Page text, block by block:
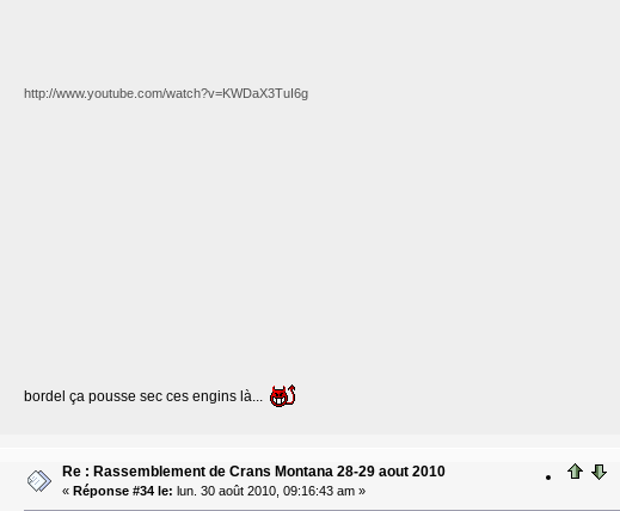
http://www.youtube.com/watch?v=KWDaX3TuI6g
bordel ça pousse sec ces engins là...
Re : Rassemblement de Crans Montana 28-29 aout 2010
« Réponse #34 le: lun. 30 août 2010, 09:16:43 am »